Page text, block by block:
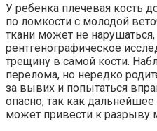
У ребенка плечевая кость
по ломкости с молодой
ткани может не нарушаться,
рентгенографическое
трещину в самой кости.
перелома, но нередко
за вывих и попытаться
опасно, так как
может привести к разрыву